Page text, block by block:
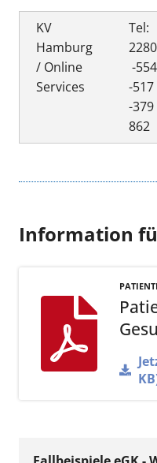
KV
Hamburg
/ Online
Services
Tel:
-
-
-
862
Information